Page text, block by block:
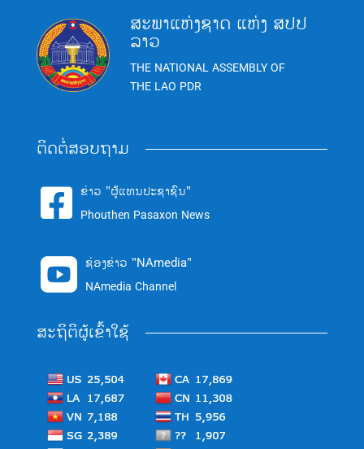
ສະພາແຫ່ງຊາດ ແຫ່ງ ສປປ
ລາວ
THE NATIONAL ASSEMBLY OF
THE LAO PDR
ຕິດຕໍ່ສອບຖາມ
 ຂ່າວ "ຜູ້ແທນປະຊາຊົນ"
Phouthen Pasaxon News
 ຊ່ອງຂ່າວ "NAmedia"
NAmedia Channel
ສະຖິຕິຜູ້ເຂົ້າໃຊ້